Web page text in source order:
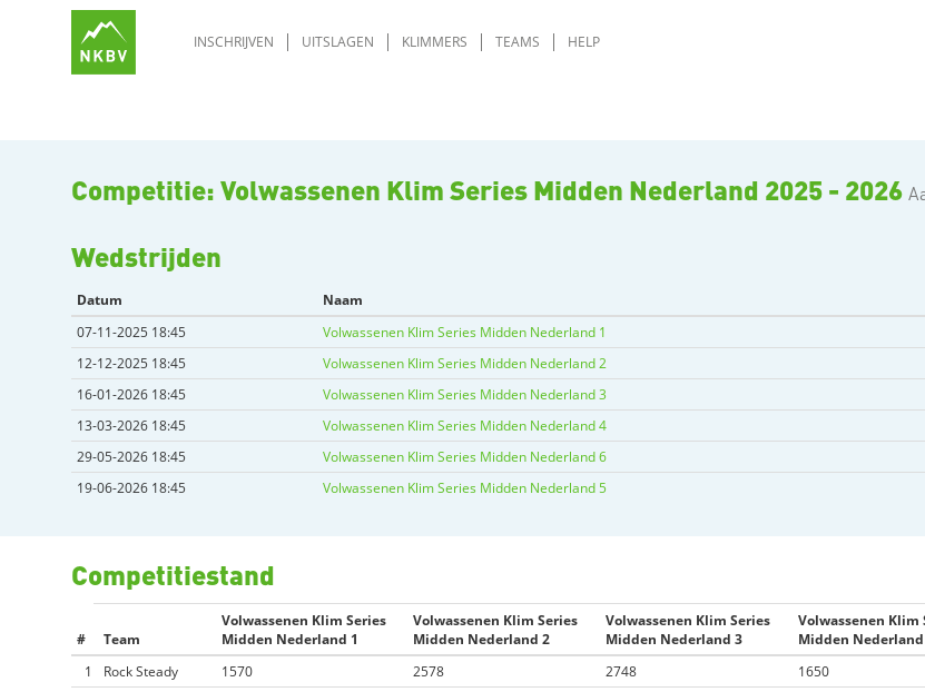
INSCHRIJVEN UITSLAGEN KLIMMERS TEAMS HELP
Competitie: Volwassenen Klim Series Midden Nederland 2025 - 2026
Wedstrijden
Datum Naam
07-11-2025 18:45
Volwassenen Klim Series Midden Nederland 1
12-12-2025 18:45
Volwassenen Klim Series Midden Nederland 2
16-01-2026 18:45
Volwassenen Klim Series Midden Nederland 3
13-03-2026 18:45
Volwassenen Klim Series Midden Nederland 4
29-05-2026 18:45
Volwassenen Klim Series Midden Nederland 6
19-06-2026 18:45
Volwassenen Klim Series Midden Nederland 5
Competitiestand
# Team
Volwassenen Klim Series
Midden Nederland 1
Volwassenen Klim Series
Midden Nederland 2
Volwassenen Klim Series
Midden Nederland 3
Volwassenen Klim
Midden
1
Rock Steady 1570 2578 2748 1650